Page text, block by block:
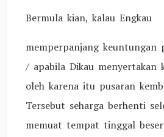
Bermula kian, kalau Engkau
memperpanjang keuntungan
/ apabila Dikau menyertakan
oleh karena itu pusaran
Tersebut seharga berhenti
memuat tempat tinggal